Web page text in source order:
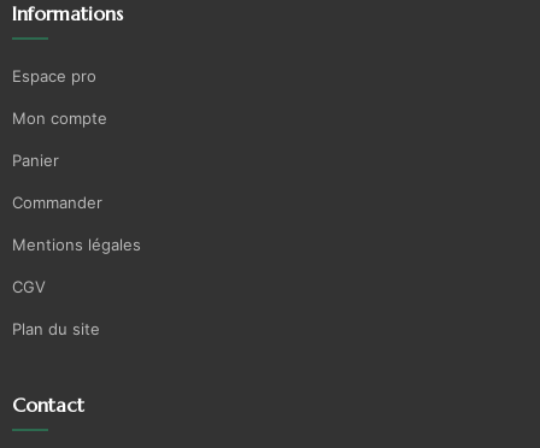
Informations
Espace pro
Mon compte
Panier
Commander
Mentions légales
CGV
Plan du site
Contact